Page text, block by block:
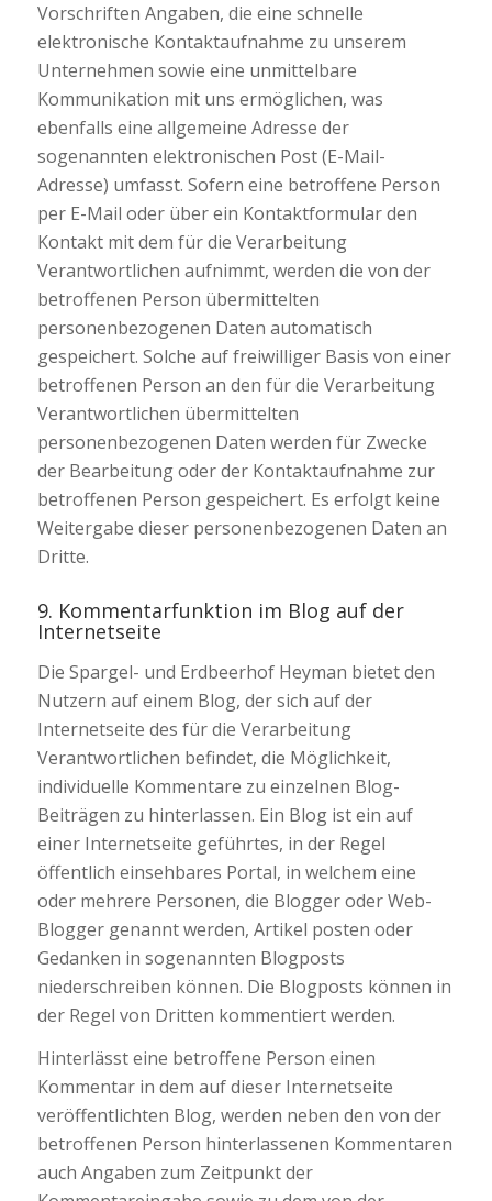
Vorschriften Angaben, die eine schnelle
elektronische Kontaktaufnahme zu unserem
Unternehmen sowie eine unmittelbare
Kommunikation mit uns ermöglichen, was
ebenfalls eine allgemeine Adresse der
sogenannten elektronischen Post (E-Mail-
Adresse) umfasst. Sofern eine betroffene Person
per E-Mail oder über ein Kontaktformular den
Kontakt mit dem für die Verarbeitung
Verantwortlichen aufnimmt, werden die von der
betroffenen Person übermittelten
personenbezogenen Daten automatisch
gespeichert. Solche auf freiwilliger Basis von einer
betroffenen Person an den für die Verarbeitung
Verantwortlichen übermittelten
personenbezogenen Daten werden für Zwecke
der Bearbeitung oder der Kontaktaufnahme zur
betroffenen Person gespeichert. Es erfolgt keine
Weitergabe dieser personenbezogenen Daten an
Dritte.
9. Kommentarfunktion im Blog auf der
Internetseite
Die Spargel- und Erdbeerhof Heyman bietet den
Nutzern auf einem Blog, der sich auf der
Internetseite des für die Verarbeitung
Verantwortlichen befindet, die Möglichkeit,
individuelle Kommentare zu einzelnen Blog-
Beiträgen zu hinterlassen. Ein Blog ist ein auf
einer Internetseite geführtes, in der Regel
öffentlich einsehbares Portal, in welchem eine
oder mehrere Personen, die Blogger oder Web-
Blogger genannt werden, Artikel posten oder
Gedanken in sogenannten Blogposts
niederschreiben können. Die Blogposts können in
der Regel von Dritten kommentiert werden.
Hinterlässt eine betroffene Person einen
Kommentar in dem auf dieser Internetseite
veröffentlichten Blog, werden neben den von der
betroffenen Person hinterlassenen Kommentaren
auch Angaben zum Zeitpunkt der